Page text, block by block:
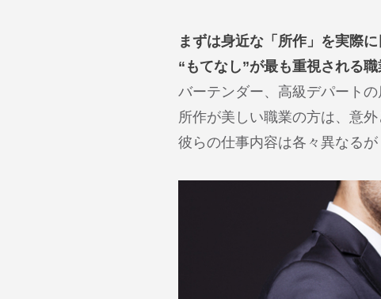
まずは身近な「所作」を実際
“もてなし”が最も重視される職
バーテンダー、高級デパート
所作が美しい職業の方は、意外
彼らの仕事内容は各々異なるが